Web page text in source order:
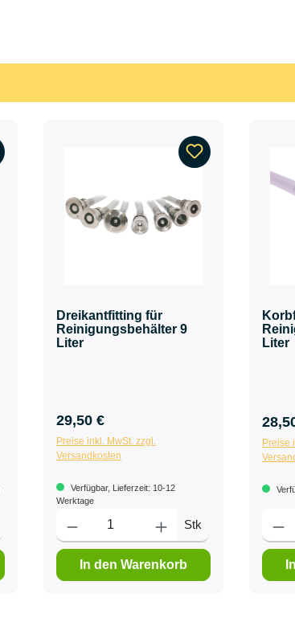
Dreikantfitting für
Reinigungsbehälter 9
Liter
29,50 €
Preise inkl. MwSt. zzgl.
Versandkosten
Verfügbar, Lieferzeit: 10-12
Werktage
Stk
In den Warenkorb
Liter
Preise